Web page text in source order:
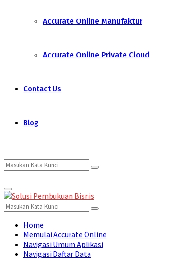
Accurate Online Manufaktur
Accurate Online Private Cloud
Contact Us
Blog
Search
for:
Search
Primary
Menu
Search
for:
Search
Home
Memulai Accurate Online
Navigasi Umum Aplikasi
Navigasi Daftar Data